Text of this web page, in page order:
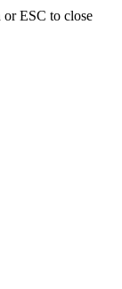
or ESC to close